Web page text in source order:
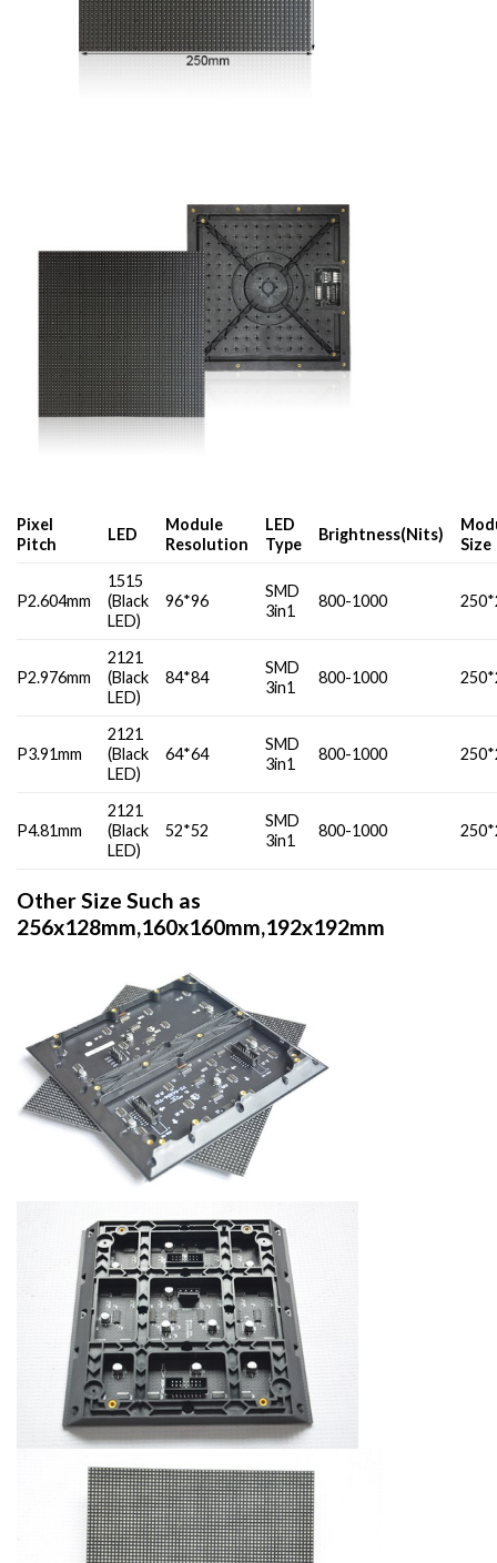
Pixel
Pitch
LED
Module
Resolution
LED
Type
Brightness(Nits)
Size
P2.604mm
1515
(Black
LED)
96*96
SMD
3in1
800-1000
P2.976mm
2121
(Black
LED)
84*84
SMD
3in1
800-1000
P3.91mm
2121
(Black
LED)
64*64
SMD
3in1
800-1000
P4.81mm
2121
(Black
LED)
52*52
SMD
3in1
800-1000
Other Size Such as
256x128mm,160x160mm,192x192mm